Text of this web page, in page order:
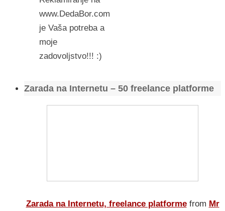
www.DedaBor.com
je Vaša potreba a
moje
zadovoljstvo!!! :)
Zarada na Internetu – 50 freelance platforme
Zarada na Internetu, freelance platforme from Mr